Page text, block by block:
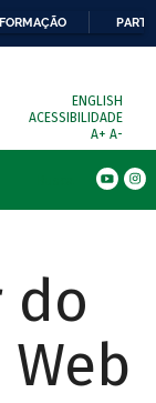
ENGLISH
ACESSIBILIDADE
A+ A-
do